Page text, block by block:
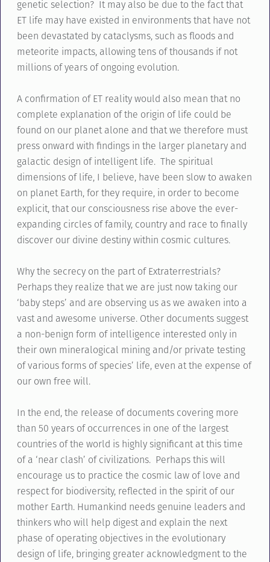
genetic selection? It may also be due to the fact that
ET life may have existed in environments that have not
been devastated by cataclysms, such as floods and
meteorite impacts, allowing tens of thousands if not
millions of years of ongoing evolution.
A confirmation of ET reality would also mean that no
complete explanation of the origin of life could be
found on our planet alone and that we therefore must
press onward with findings in the larger planetary and
galactic design of intelligent life. The spiritual
dimensions of life, I believe, have been slow to awaken
on planet Earth, for they require, in order to become
explicit, that our consciousness rise above the ever-
expanding circles of family, country and race to finally
discover our divine destiny within cosmic cultures.
Why the secrecy on the part of Extraterrestrials?
Perhaps they realize that we are just now taking our
‘baby steps’ and are observing us as we awaken into a
vast and awesome universe. Other documents suggest
a non-benign form of intelligence interested only in
their own mineralogical mining and/or private testing
of various forms of species’ life, even at the expense of
our own free will.
In the end, the release of documents covering more
than 50 years of occurrences in one of the largest
countries of the world is highly significant at this time
of a ‘near clash’ of civilizations. Perhaps this will
encourage us to practice the cosmic law of love and
respect for biodiversity, reflected in the spirit of our
mother Earth. Humankind needs genuine leaders and
thinkers who will help digest and explain the next
phase of operating objectives in the evolutionary
design of life, bringing greater acknowledgment to the